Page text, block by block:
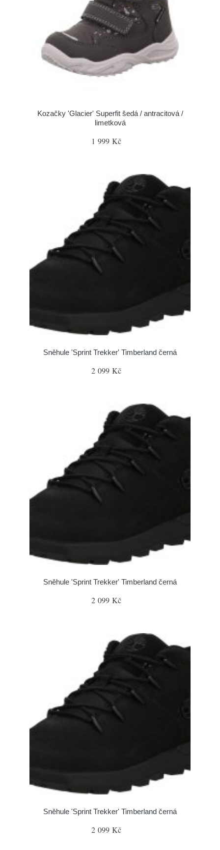
Kozačky 'Glacier' Superfit šedá / antracitová /
limetková
1 999 Kč
Sněhule 'Sprint Trekker' Timberland černá
2 099 Kč
Sněhule 'Sprint Trekker' Timberland černá
2 099 Kč
Sněhule 'Sprint Trekker' Timberland černá
2 099 Kč